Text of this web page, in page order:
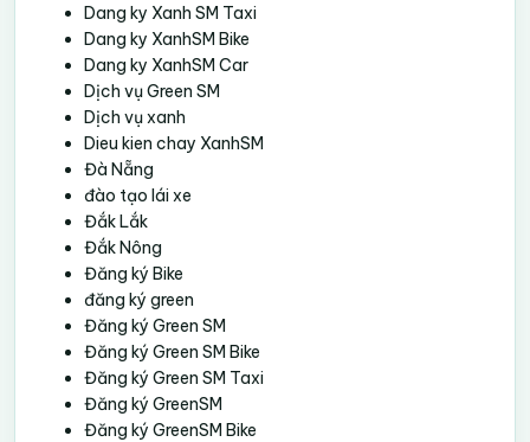
Dang ky Xanh SM Taxi
Dang ky XanhSM Bike
Dang ky XanhSM Car
Dịch vụ Green SM
Dịch vụ xanh
Dieu kien chay XanhSM
Đà Nẵng
đào tạo lái xe
Đắk Lắk
Đắk Nông
Đăng ký Bike
đăng ký green
Đăng ký Green SM
Đăng ký Green SM Bike
Đăng ký Green SM Taxi
Đăng ký GreenSM
Đăng ký GreenSM Bike